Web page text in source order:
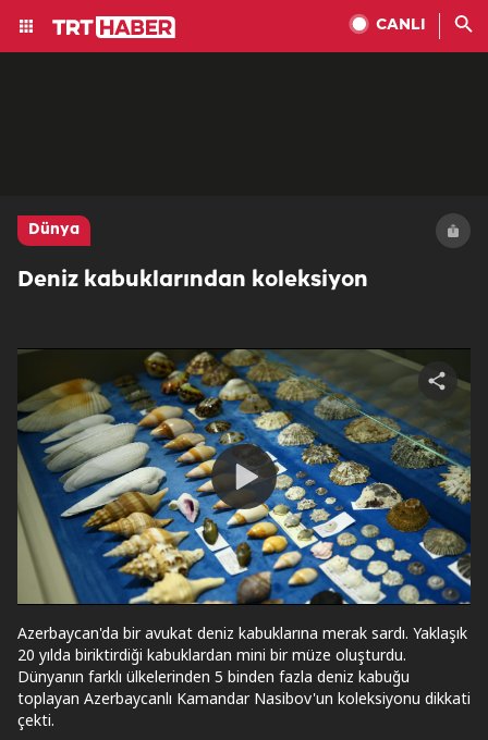
CANLI
Dünya
Deniz kabuklarından koleksiyon
Play
Video
Share
Azerbaycan'da bir avukat deniz kabuklarına merak sardı. Yaklaşık
20 yılda biriktirdiği kabuklardan mini bir müze oluşturdu.
Dünyanın farklı ülkelerinden 5 binden fazla deniz kabuğu
toplayan Azerbaycanlı Kamandar Nasibov'un koleksiyonu dikkati
çekti.